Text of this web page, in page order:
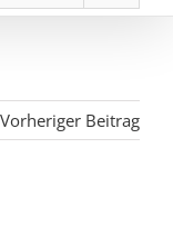
Vorheriger Beitrag